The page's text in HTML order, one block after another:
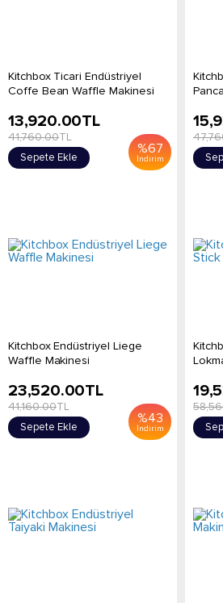
Kitchbox Ticari Endüstriyel
Coffe Bean Waffle Makinesi
%67
İndirim
13,920.00TL
41,760.00TL
Sepete Ekle
Kitchbox Endüstriyel Liege
Waffle Makinesi
%43
İndirim
23,520.00TL
41,160.00TL
Sepete Ekle